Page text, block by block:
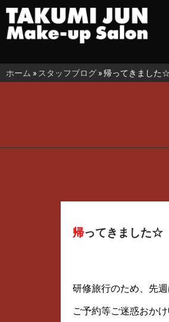
ホーム » スタッフブログ » 帰ってきました☆
帰ってきました☆
研修旅行のため、先
ご予約等ご迷惑おか